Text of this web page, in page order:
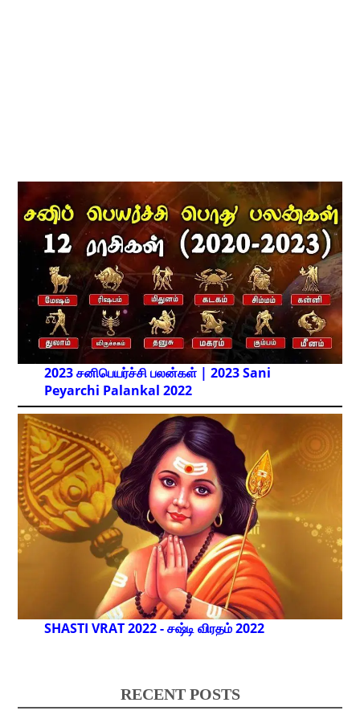
2023 சனிபெயர்ச்சி பலன்கள் | 2023 Sani
Peyarchi Palankal 2022
SHASTI VRAT 2022 - சஷ்டி விரதம் 2022
RECENT POSTS